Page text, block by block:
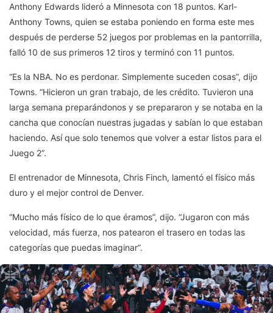
Anthony Edwards lideró a Minnesota con 18 puntos. Karl-
Anthony Towns, quien se estaba poniendo en forma este mes
después de perderse 52 juegos por problemas en la pantorrilla,
falló 10 de sus primeros 12 tiros y terminó con 11 puntos.
“Es la NBA. No es perdonar. Simplemente suceden cosas”, dijo
Towns. “Hicieron un gran trabajo, de les crédito. Tuvieron una
larga semana preparándonos y se prepararon y se notaba en la
cancha que conocían nuestras jugadas y sabían lo que estaban
haciendo. Así que solo tenemos que volver a estar listos para el
Juego 2”.
El entrenador de Minnesota, Chris Finch, lamentó el físico más
duro y el mejor control de Denver.
“Mucho más físico de lo que éramos”, dijo. “Jugaron con más
velocidad, más fuerza, nos patearon el trasero en todas las
categorías que puedas imaginar”.